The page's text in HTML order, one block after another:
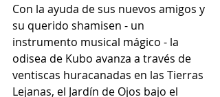
Con la ayuda de sus nuevos amigos y
su querido shamisen - un
instrumento musical mágico - la
odisea de Kubo avanza a través de
ventiscas huracanadas en las Tierras
Lejanas, el Jardín de Ojos bajo el